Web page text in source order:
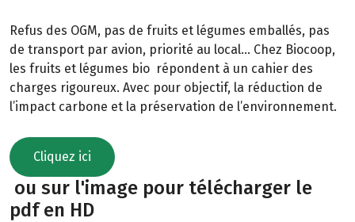
Refus des OGM, pas de fruits et légumes emballés, pas
de transport par avion, priorité au local… Chez Biocoop,
les fruits et légumes bio répondent à un cahier des
charges rigoureux. Avec pour objectif, la réduction de
l’impact carbone et la préservation de l’environnement.
Cliquez ici
ou sur l'image pour télécharger le
pdf en HD